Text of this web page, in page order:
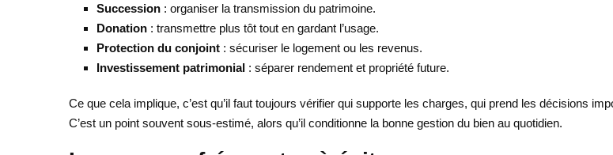
Succession : organiser la transmission du patrimoine.
Donation : transmettre plus tôt tout en gardant l’usage.
Protection du conjoint : sécuriser le logement ou les revenus.
Investissement patrimonial : séparer rendement et propriété future.
Ce que cela implique, c’est qu’il faut toujours vérifier qui supporte les charges, qui prend les décisions
C’est un point souvent sous-estimé, alors qu’il conditionne la bonne gestion du bien au quotidien.